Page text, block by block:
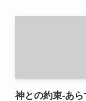
神との約束-あら